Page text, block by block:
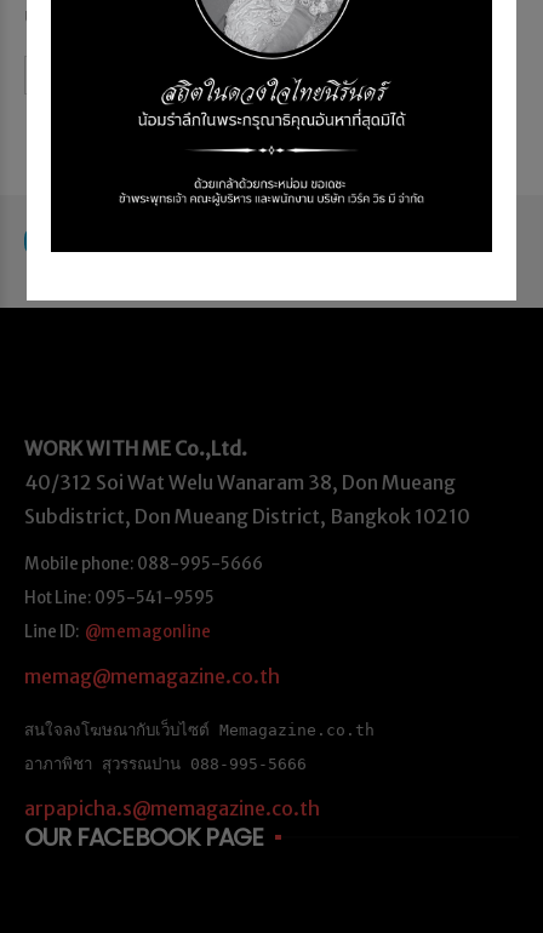
แผงโซลาร์เซลล์...
Continue reading
WORK WITH ME Co.,Ltd.
40/312 Soi Wat Welu Wanaram 38, Don Mueang
Subdistrict, Don Mueang District, Bangkok 10210
Mobile phone: 088-995-5666
Hot Line: 095-541-9595
Line ID: @memagonline
memag@memagazine.co.th
สนใจลงโฆษณากับเว็บไซต์ Memagazine.co.th
อาภาพิชา สุวรรณปาน 088-995-5666
arpapicha.s@memagazine.co.th
OUR FACEBOOK PAGE